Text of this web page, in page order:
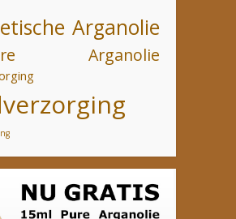
Arganolie
Arganolie